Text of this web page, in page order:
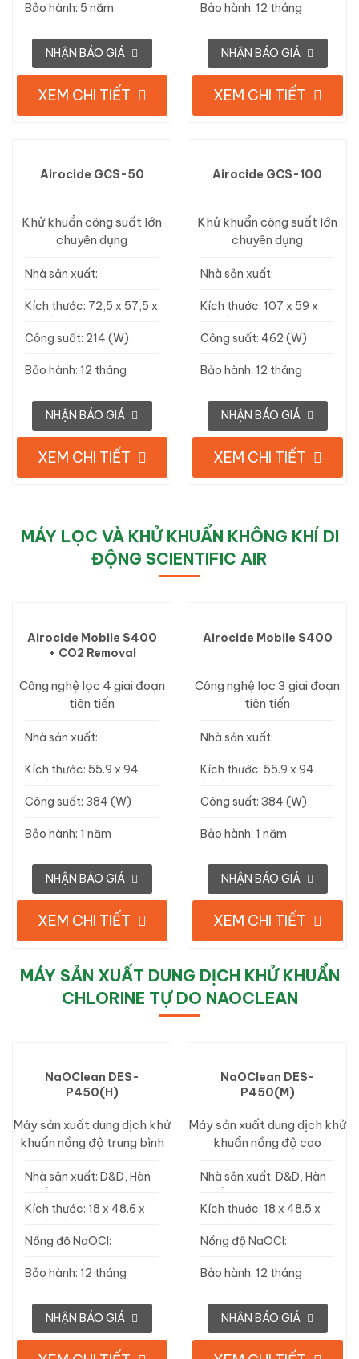
Bảo hành: 5 năm
NHẬN BÁO GIÁ
XEM CHI TIẾT
Bảo hành: 12 tháng
NHẬN BÁO GIÁ
XEM CHI TIẾT
Airocide GCS-50
Khử khuẩn công suất lớn
chuyên dụng
Nhà sản xuất:
Kích thước: 72,5 x 57,5 x
Công suất: 214 (W)
Bảo hành: 12 tháng
NHẬN BÁO GIÁ
XEM CHI TIẾT
Airocide GCS-100
Khử khuẩn công suất lớn
chuyên dụng
Nhà sản xuất:
Kích thước: 107 x 59 x
Công suất: 462 (W)
Bảo hành: 12 tháng
NHẬN BÁO GIÁ
XEM CHI TIẾT
MÁY LỌC VÀ KHỬ KHUẨN KHÔNG KHÍ DI
ĐỘNG SCIENTIFIC AIR
Airocide Mobile S400
+ CO2 Removal
Công nghệ lọc 4 giai đoạn
tiên tiến
Nhà sản xuất:
Kích thước: 55.9 x 94
Công suất: 384 (W)
Bảo hành: 1 năm
NHẬN BÁO GIÁ
XEM CHI TIẾT
Airocide Mobile S400
Công nghệ lọc 3 giai đoạn
tiên tiến
Nhà sản xuất:
Kích thước: 55.9 x 94
Công suất: 384 (W)
Bảo hành: 1 năm
NHẬN BÁO GIÁ
XEM CHI TIẾT
MÁY SẢN XUẤT DUNG DỊCH KHỬ KHUẨN
CHLORINE TỰ DO NAOCLEAN
NaOClean DES-
P450(H)
Máy sản xuất dung dịch khử
khuẩn nồng độ trung bình
Nhà sản xuất: D&D, Hàn
Kích thước: 18 x 48.6 x
Nồng độ NaOCl:
Bảo hành: 12 tháng
NHẬN BÁO GIÁ
NaOClean DES-
P450(M)
Máy sản xuất dung dịch khử
khuẩn nồng độ cao
Nhà sản xuất: D&D, Hàn
Kích thước: 18 x 48.5 x
Nồng độ NaOCl:
Bảo hành: 12 tháng
NHẬN BÁO GIÁ